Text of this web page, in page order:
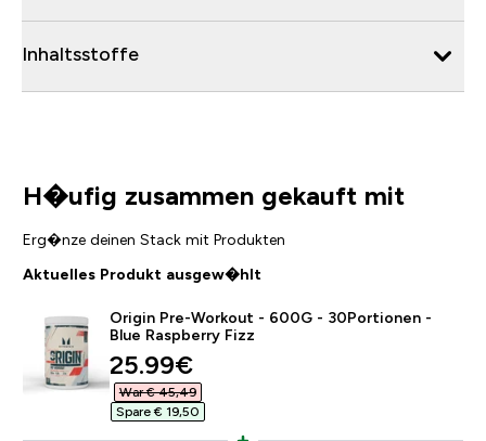
Inhaltsstoffe
H�ufig zusammen gekauft mit
Erg�nze deinen Stack mit Produkten
Aktuelles Produkt ausgew�hlt
Origin Pre-Workout - 600G - 30Portionen -
Blue Raspberry Fizz
discounted price
25.99€‎
War € 45,49‎
Spare € 19,50‎